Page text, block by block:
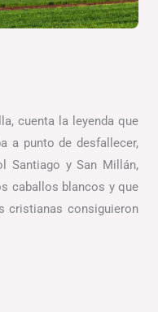
cuenta la leyenda que
a punto de desfallecer,
Santiago y San Millán,
caballos blancos y que
cristianas consiguieron